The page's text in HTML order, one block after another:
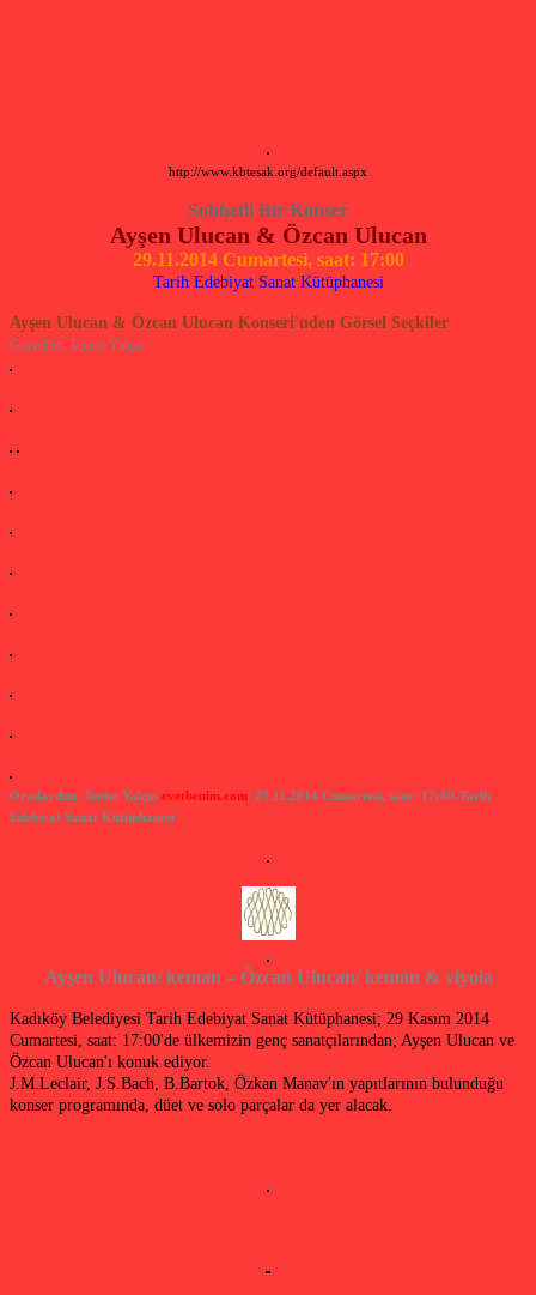
http://www.kbtesak.org/default.aspx
Sohbetli Bir Konser
Ayşen Ulucan & Özcan Ulucan
29.11.2014 Cumartesi, saat: 17:00
Tarih Edebiyat Sanat Kütüphanesi
Ayşen Ulucan & Özcan Ulucan Konseri'nden Görsel Seçkiler
Görseller: Tenise Yalçın
Oradaydım. Tenise Yalçın evetbenim.com/ 29.11.2014 Cumartesi, saat: 17:00-Tarih
Edebiyat Sanat Kütüphanesi
Ayşen Ulucan/ keman – Özcan Ulucan/ keman & viyola
Kadıköy Belediyesi Tarih Edebiyat Sanat Kütüphanesi; 29 Kasım 2014
Cumartesi, saat: 17:00'de ülkemizin genç sanatçılarından; Ayşen Ulucan ve
Özcan Ulucan'ı konuk ediyor.
J.M.Leclair, J.S.Bach, B.Bartok, Özkan Manav'ın yapıtlarının bulunduğu
konser programında, düet ve solo parçalar da yer alacak.